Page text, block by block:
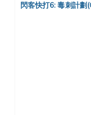
閃客快打6: 毒刺計劃